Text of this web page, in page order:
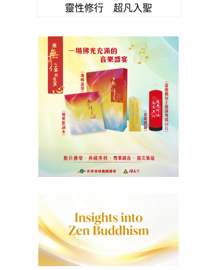
靈性修行 超凡入聖